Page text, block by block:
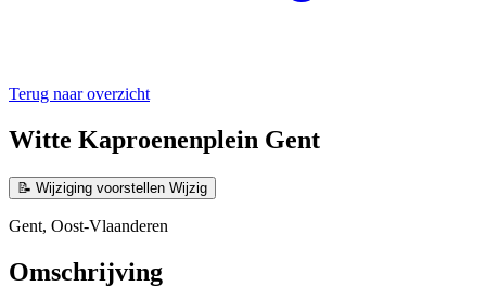
Terug naar overzicht
Witte Kaproenenplein Gent
📝 Wijziging voorstellen Wijzig
Gent, Oost-Vlaanderen
Omschrijving